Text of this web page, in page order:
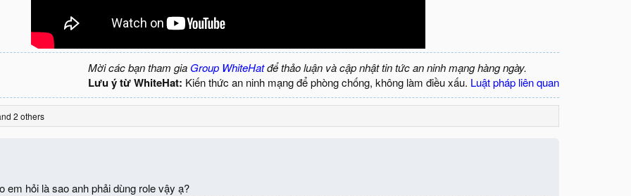
Mời các bạn tham gia Group WhiteHatđể thảo luận và cập nhật tin tức an ninh mạng hàng ngày.
Lưu ý từ WhiteHat: Kiến thức an ninh mạng để phòng chống, không làm điều xấu. Luật pháp liên quan
2 others
em hỏi là sao anh phải dùng role vậy ạ?